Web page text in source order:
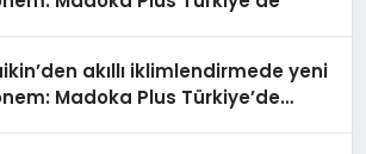
akıllı iklimlendirmede yeni
Madoka Plus Türkiye’de
kullanıcı dostu tasarımıyla